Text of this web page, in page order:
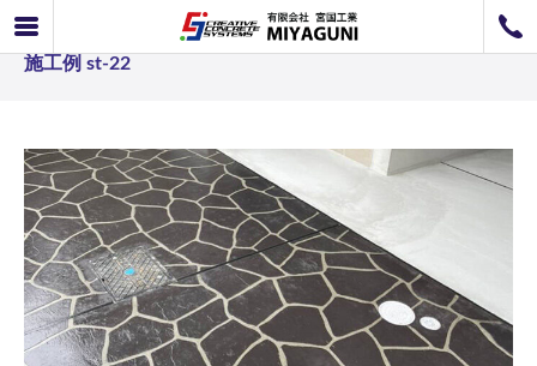
ステンシルコンクリート事例 ステンシルコンクリート
施工例 st-22